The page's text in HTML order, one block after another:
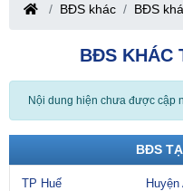
BĐS khác BĐS
BĐS KHÁC
Nội dung hiện chưa được cập
BĐS
TP Huế